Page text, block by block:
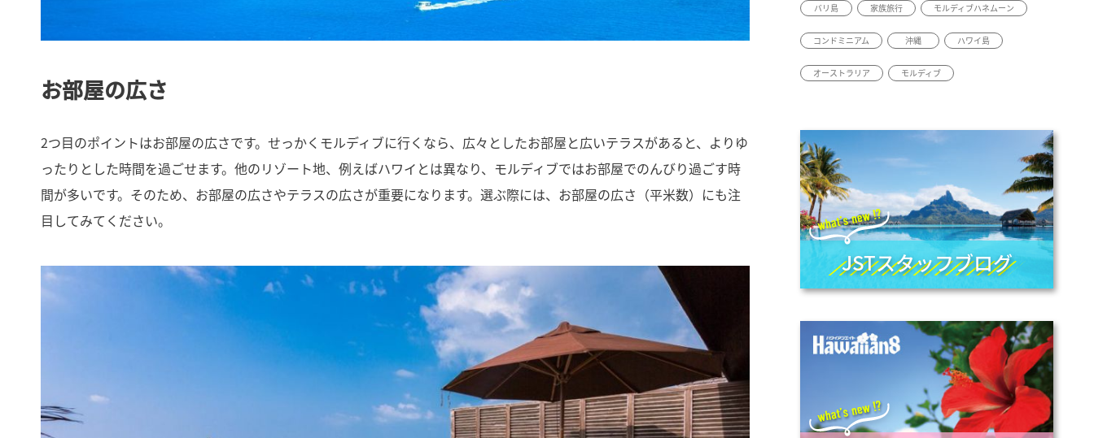
お部屋の広さ
2つ目のポイントはお部屋の広さです。せっかくモルディブに行くなら、広々としたお部屋と広いテラスがあると、よりゆ
ったりとした時間を過ごせます。他のリゾート地、例えばハワイとは異なり、モルディブではお部屋でのんびり過ごす時
間が多いです。そのため、お部屋の広さやテラスの広さが重要になります。選ぶ際には、お部屋の広さ（平米数）にも注
目してみてください。
バリ島 家族旅行 モルディブハネムーン
コンドミニアム 沖縄 ハワイ島
オーストラリア モルディブ
JSTスタッフブログ